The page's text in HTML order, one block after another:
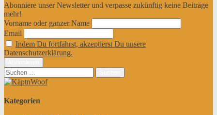
Abonniere unser Newsletter und verpasse zukünftig keine Beiträge
mehr!
Vorname oder ganzer Name
Email
Indem Du fortfährst, akzeptierst Du unsere
Datenschutzerklärung.
Suchen
nach:
Kategorien